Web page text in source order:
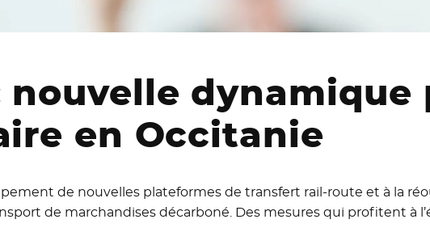
nouvelle dynamique
en Occitanie
de nouvelles plateformes de transfert rail-route et à la
de marchandises décarboné. Des mesures qui profitent à